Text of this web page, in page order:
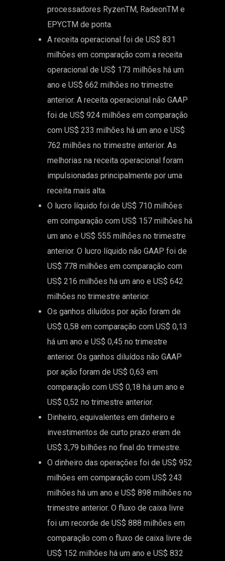
processadores RyzenTM, RadeonTM e
EPYCTM de ponta.
A receita operacional foi de US$ 831
milhões em comparação com a receita
operacional de US$ 173 milhões há um
ano e US$ 662 milhões no trimestre
anterior. A receita operacional não GAAP
foi de US$ 924 milhões em comparação
com US$ 233 milhões há um ano e US$
762 milhões no trimestre anterior. As
melhorias na receita operacional foram
impulsionadas principalmente por uma
receita mais alta.
O lucro líquido foi de US$ 710 milhões
em comparação com US$ 157 milhões há
um ano e US$ 555 milhões no trimestre
anterior. O lucro líquido não GAAP foi de
US$ 778 milhões em comparação com
US$ 216 milhões há um ano e US$ 642
milhões no trimestre anterior.
Os ganhos diluídos por ação foram de
US$ 0,58 em comparação com US$ 0,13
há um ano e US$ 0,45 no trimestre
anterior. Os ganhos diluídos não GAAP
por ação foram de US$ 0,63 em
comparação com US$ 0,18 há um ano e
US$ 0,52 no trimestre anterior.
Dinheiro, equivalentes em dinheiro e
investimentos de curto prazo eram de
US$ 3,79 bilhões no final do trimestre.
O dinheiro das operações foi de US$ 952
milhões em comparação com US$ 243
milhões há um ano e US$ 898 milhões no
trimestre anterior. O fluxo de caixa livre
foi um recorde de US$ 888 milhões em
comparação com o fluxo de caixa livre de
US$ 152 milhões há um ano e US$ 832